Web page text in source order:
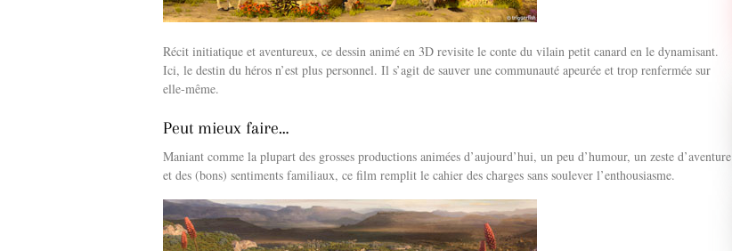
Récit initiatique et aventureux, ce dessin animé en 3D revisite le conte du vilain petit canard en le dynamisant.
Ici, le destin du héros n’est plus personnel. Il s’agit de sauver une communauté apeurée et trop renfermée sur
elle-même.
Peut mieux faire…
Maniant comme la plupart des grosses productions animées d’aujourd’hui, un peu d’humour, un zeste d’aventure
et des (bons) sentiments familiaux, ce film remplit le cahier des charges sans soulever l’enthousiasme.